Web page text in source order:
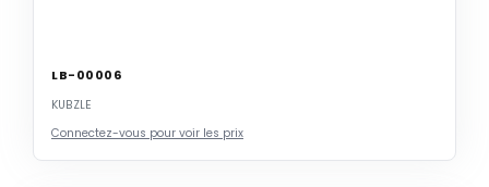
LB-00006
KUBZLE
Connectez-vous pour voir les prix